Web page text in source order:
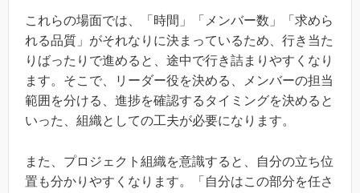
これらの場面では、「時間」「メンバー数」「求めら
れる品質」がそれなりに決まっているため、行き当た
りばったりで進めると、途中で行き詰まりやすくなり
ます。そこで、リーダー役を決める、メンバーの担当
範囲を分ける、進捗を確認するタイミングを決めると
いった、組織としての工夫が必要になります。
また、プロジェクト組織を意識すると、自分の立ち位
置も分かりやすくなります。「自分はこの部分を任さ